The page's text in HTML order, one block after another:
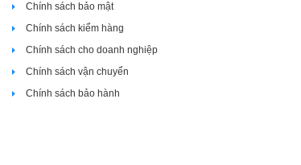
Chính sách bảo mật
Chính sách kiểm hàng
Chính sách cho doanh nghiệp
Chính sách vận chuyển
Chính sách bảo hành